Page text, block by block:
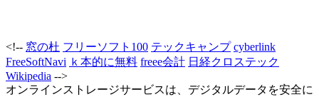
<!-- 窓の杜 フリーソフト100 テックキャンプ cyberlink
FreeSoftNavi ｋ本的に無料 freee会計 日経クロステック
Wikipedia -->
オンラインストレージサービスは、デジタルデータを安全に